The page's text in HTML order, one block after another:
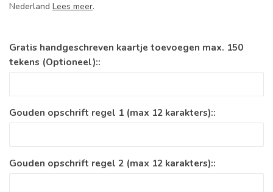
Nederland Lees meer.
Gratis handgeschreven kaartje toevoegen max. 150
tekens (Optioneel)::
Gouden opschrift regel 1 (max 12 karakters)::
Gouden opschrift regel 2 (max 12 karakters)::